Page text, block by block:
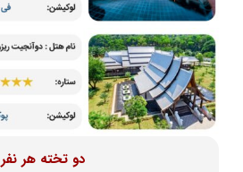
دو تخته هر نفر